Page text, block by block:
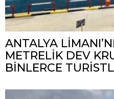
ANTALYA
METRELİK DEV
BİNLERCE